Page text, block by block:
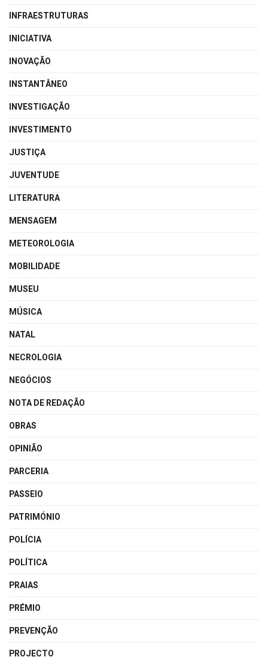
INFRAESTRUTURAS
INICIATIVA
INOVAÇÃO
INSTANTÂNEO
INVESTIGAÇÃO
INVESTIMENTO
JUSTIÇA
JUVENTUDE
LITERATURA
MENSAGEM
METEOROLOGIA
MOBILIDADE
MUSEU
MÚSICA
NATAL
NECROLOGIA
NEGÓCIOS
NOTA DE REDAÇÃO
OBRAS
OPINIÃO
PARCERIA
PASSEIO
PATRIMÓNIO
POLÍCIA
POLÍTICA
PRAIAS
PRÉMIO
PREVENÇÃO
PROJECTO